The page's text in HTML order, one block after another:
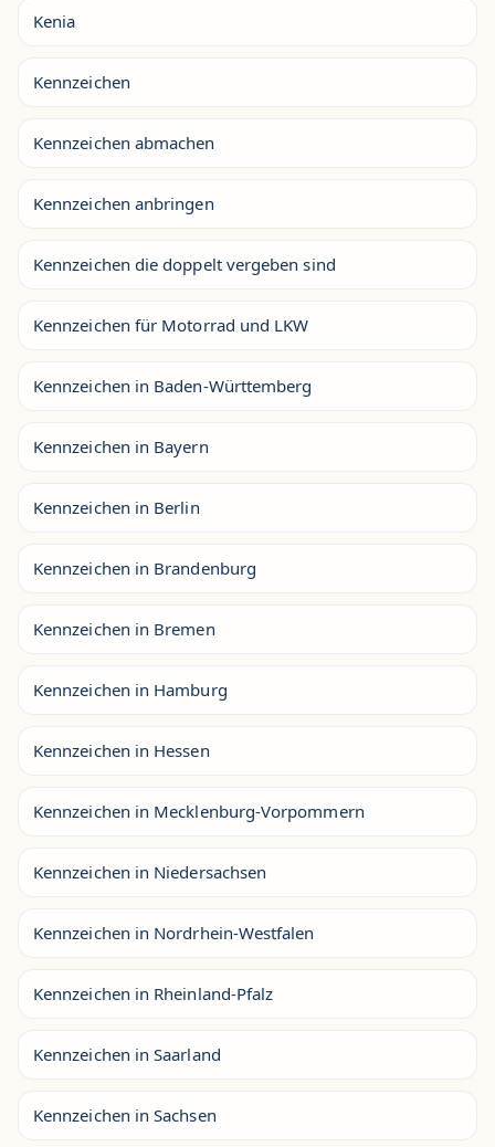
Kenia
Kennzeichen
Kennzeichen abmachen
Kennzeichen anbringen
Kennzeichen die doppelt vergeben sind
Kennzeichen für Motorrad und LKW
Kennzeichen in Baden-Württemberg
Kennzeichen in Bayern
Kennzeichen in Berlin
Kennzeichen in Brandenburg
Kennzeichen in Bremen
Kennzeichen in Hamburg
Kennzeichen in Hessen
Kennzeichen in Mecklenburg-Vorpommern
Kennzeichen in Niedersachsen
Kennzeichen in Nordrhein-Westfalen
Kennzeichen in Rheinland-Pfalz
Kennzeichen in Saarland
Kennzeichen in Sachsen